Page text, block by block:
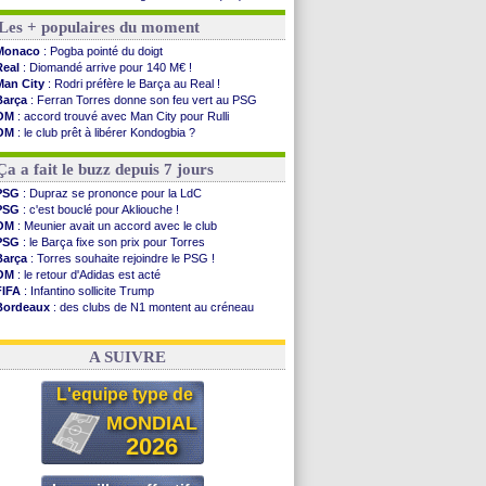
Strasbourg: Saïdou Sow prêté à Nantes (off.)
Monaco: Filipe Luis aimerait garder Balogun
Dortmund: Newcastle est prévenu pour Nmecha
Barça: première offre à 45 M€ pour Rodri ?
Argentine: le soutien très appuyé à Infantino
Tottenham: Van de Ven va prolonger
Barça : l'agent de Rodri confirme !
: la CAF soutient Infantino
2030: Rubiales charge Infantino et ...
: Embolo a des pistes alléchantes
d'Ivoire: Renard affiche ses ambitions
: Haise confirme pour Aït Boudlal
City: Trafford à Leeds pour 47 M€ (off...
Utd: Zirkzee vers la Juventus ?
: Monaco s'impose contre Getafe
: Der Zakarian et sa relation avec Kita
Voir les brèves précédentes
+ populaires du moment
: Pogba pointé du doigt
: Diomandé arrive pour 140 M€ !
City : Rodri préfère le Barça au Real !
: Ferran Torres donne son feu vert au PSG
: accord trouvé avec Man City pour Rulli
: le club prêt à libérer Kondogbia ?
: Luis Enrique satisfait malgré tout
a fait le buzz depuis 7 jours
: Dupraz se prononce pour la LdC
: c'est bouclé pour Akliouche !
: Meunier avait un accord avec le club
: le Barça fixe son prix pour Torres
: Torres souhaite rejoindre le PSG !
: le retour d'Adidas est acté
: Infantino sollicite Trump
: des clubs de N1 montent au créneau
: le démenti de Leipzig pour Diomandé
A SUIVRE
L'equipe type de
MONDIAL
2026